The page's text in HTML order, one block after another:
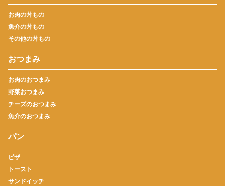
お肉の丼もの
魚介の丼もの
その他の丼もの
おつまみ
お肉のおつまみ
野菜おつまみ
チーズのおつまみ
魚介のおつまみ
パン
ピザ
トースト
サンドイッチ